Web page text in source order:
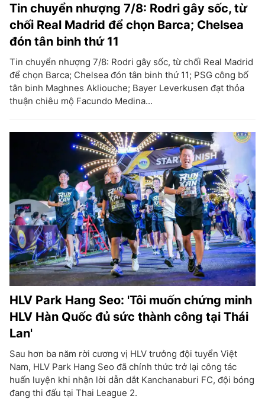
Tin chuyển nhượng 7/8: Rodri gây sốc, từ
chối Real Madrid để chọn Barca; Chelsea
đón tân binh thứ 11
Tin chuyển nhượng 7/8: Rodri gây sốc, từ chối Real Madrid
để chọn Barca; Chelsea đón tân binh thứ 11; PSG công bố
tân binh Maghnes Akliouche; Bayer Leverkusen đạt thỏa
thuận chiêu mộ Facundo Medina...
HLV Park Hang Seo: 'Tôi muốn chứng minh
HLV Hàn Quốc đủ sức thành công tại Thái
Lan'
Sau hơn ba năm rời cương vị HLV trưởng đội tuyển Việt
Nam, HLV Park Hang Seo đã chính thức trở lại công tác
huấn luyện khi nhận lời dẫn dắt Kanchanaburi FC, đội bóng
đang thi đấu tại Thai League 2.